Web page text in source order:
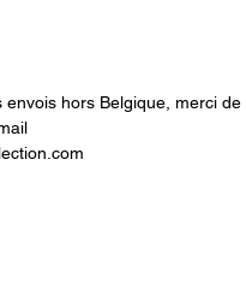
envois hors Belgique, merci de